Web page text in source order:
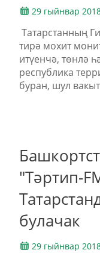
29 гыйнвар
Татарстанның
тирә мохит
итүенчә, төнлә
республика
буран, шул
"Тәртип-
булачак
29 гыйнвар